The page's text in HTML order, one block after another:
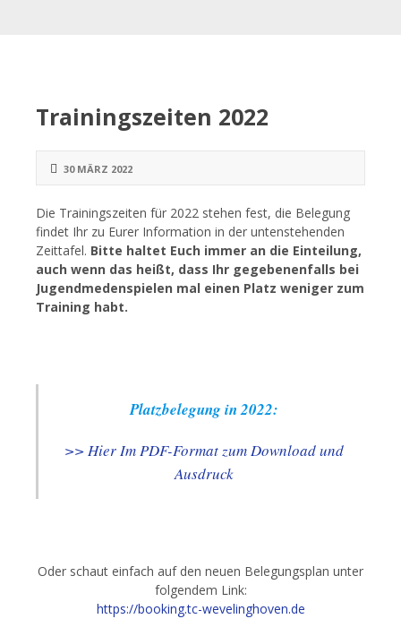
Trainingszeiten 2022
30 MÄRZ 2022
Die Trainingszeiten für 2022 stehen fest, die Belegung
findet Ihr zu Eurer Information in der untenstehenden
Zeittafel. Bitte haltet Euch immer an die Einteilung,
auch wenn das heißt, dass Ihr gegebenenfalls bei
Jugendmedenspielen mal einen Platz weniger zum
Training habt.
Platzbelegung in 2022:
>> Hier Im PDF-Format zum Download und
Ausdruck
Oder schaut einfach auf den neuen Belegungsplan unter
folgendem Link:
https://booking.tc-wevelinghoven.de